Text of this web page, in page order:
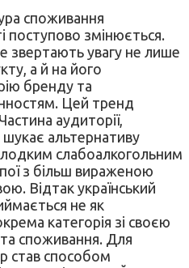
споживання
поступово змінюється.
звертають увагу не лише
а й на його
бренду та
Цей тренд
аудиторії,
альтернативу
слабоалкогольним
з більш вираженою
Відтак український
не як
категорія зі своєю
споживання. Для
став способом